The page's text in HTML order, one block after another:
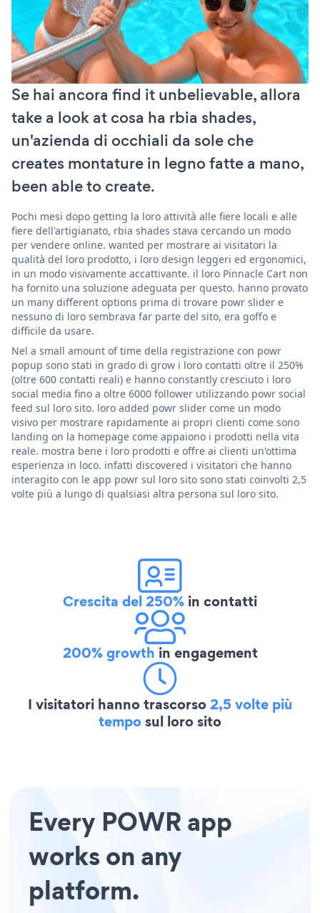
Se hai ancora find it unbelievable, allora
take a look at cosa ha rbia shades,
un'azienda di occhiali da sole che
creates montature in legno fatte a mano,
been able to create.
Pochi mesi dopo getting la loro attività alle fiere locali e alle
fiere dell'artigianato, rbia shades stava cercando un modo
per vendere online. wanted per mostrare ai visitatori la
qualità del loro prodotto, i loro design leggeri ed ergonomici,
in un modo visivamente accattivante. il loro Pinnacle Cart non
ha fornito una soluzione adeguata per questo. hanno provato
un many different options prima di trovare powr slider e
nessuno di loro sembrava far parte del sito, era goffo e
difficile da usare.
Nel a small amount of time della registrazione con powr
popup sono stati in grado di grow i loro contatti oltre il 250%
(oltre 600 contatti reali) e hanno constantly cresciuto i loro
social media fino a oltre 6000 follower utilizzando powr social
feed sul loro sito. loro added powr slider come un modo
visivo per mostrare rapidamente ai propri clienti come sono
landing on la homepage come appaiono i prodotti nella vita
reale. mostra bene i loro prodotti e offre ai clienti un'ottima
esperienza in loco. infatti discovered i visitatori che hanno
interagito con le app powr sul loro sito sono stati coinvolti 2,5
volte più a lungo di qualsiasi altra persona sul loro sito.
Crescita del 250% in contatti
200% growth in engagement
I visitatori hanno trascorso2,5 volte più
temposul loro sito
Every POWR app
works on any
platform.